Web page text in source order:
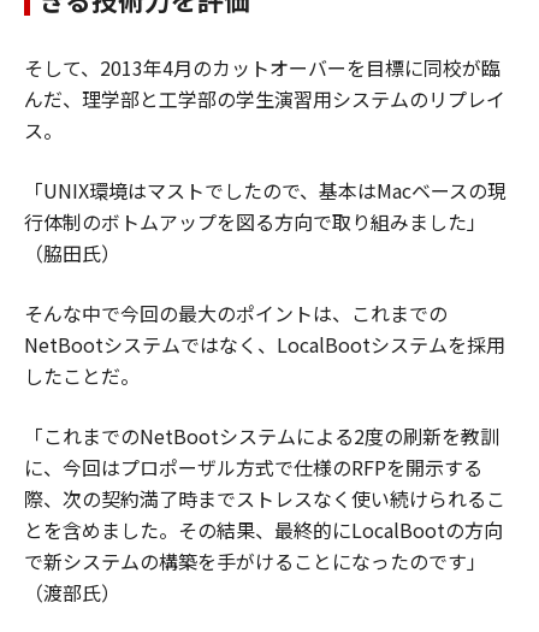
そして、2013年4月のカットオーバーを目標に同校が臨
んだ、理学部と工学部の学生演習用システムのリプレイ
ス。
「UNIX環境はマストでしたので、基本はMacベースの現
行体制のボトムアップを図る方向で取り組みました」
（脇田氏）
そんな中で今回の最大のポイントは、これまでの
NetBootシステムではなく、LocalBootシステムを採用
したことだ。
「これまでのNetBootシステムによる2度の刷新を教訓
に、今回はプロポーザル方式で仕様のRFPを開示する
際、次の契約満了時までストレスなく使い続けられるこ
とを含めました。その結果、最終的にLocalBootの方向
で新システムの構築を手がけることになったのです」
（渡部氏）